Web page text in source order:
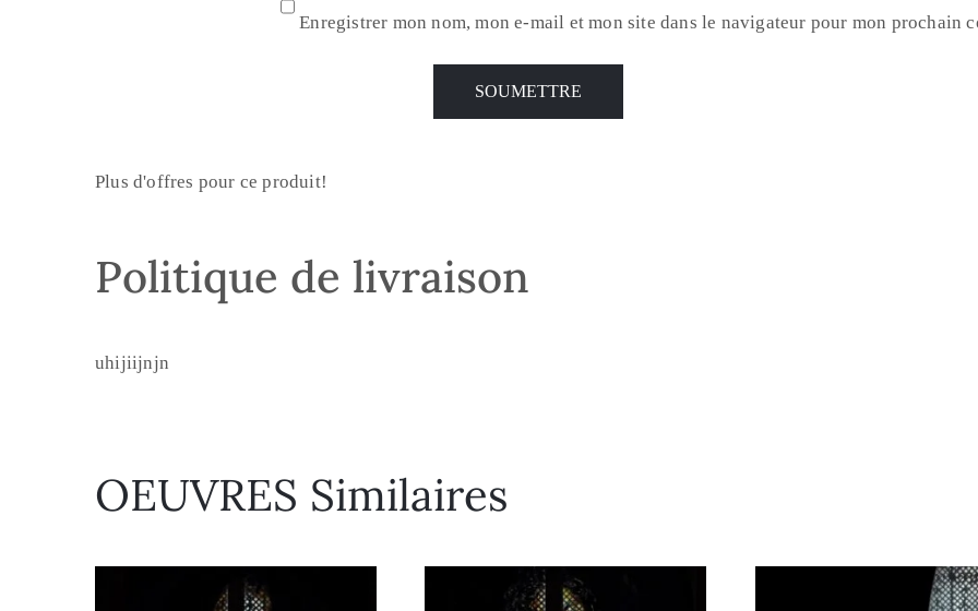
Enregistrer mon nom, mon e-mail et mon site dans le navigateur pour mon prochain
Plus d'offres pour ce produit!
Politique de livraison
uhijiijnjn
OEUVRES Similaires